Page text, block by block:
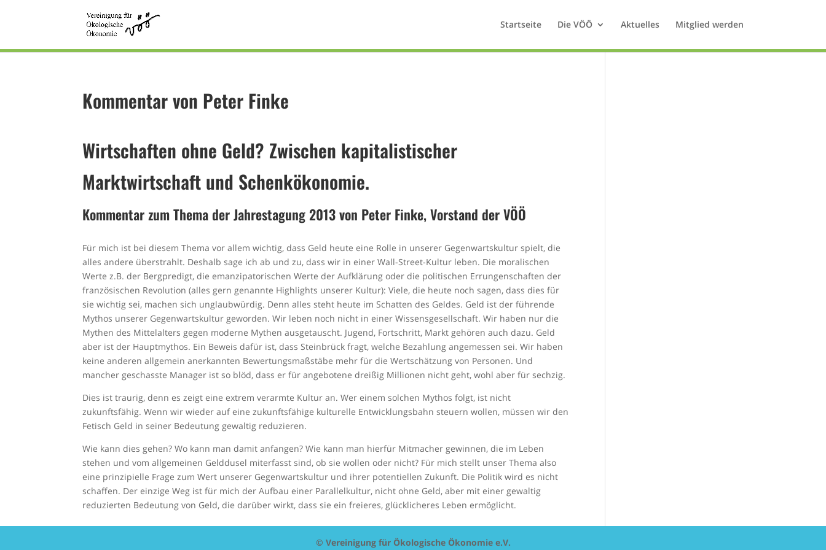
Startseite Die VÖÖ Aktuelles Mitglied werden
Kommentar von Peter Finke
Wirtschaften ohne Geld? Zwischen kapitalistischer
Marktwirtschaft und Schenkökonomie.
Kommentar zum Thema derJahrestagung 2013von Peter Finke,Vorstand der VÖÖ
Für mich ist bei diesem Thema vor allem wichtig, dass Geld heute eine Rolle in unserer Gegenwartskultur spielt, die
alles andere überstrahlt. Deshalb sage ich ab und zu, dass wir in einer Wall-Street-Kultur leben. Die moralischen
Werte z.B. der Bergpredigt, die emanzipatorischen Werte der Aufklärung oder die politischen Errungenschaften der
französischen Revolution (alles gern genannte Highlights unserer Kultur): Viele, die heute noch sagen, dass dies für
sie wichtig sei, machen sich unglaubwürdig. Denn alles steht heute im Schatten des Geldes. Geld ist der führende
Mythos unserer Gegenwartskultur geworden. Wir leben noch nicht in einer Wissensgesellschaft. Wir haben nur die
Mythen des Mittelalters gegen moderne Mythen ausgetauscht. Jugend, Fortschritt, Markt gehören auch dazu. Geld
aber ist der Hauptmythos. Ein Beweis dafür ist, dass Steinbrück fragt, welche Bezahlung angemessen sei. Wir haben
keine anderen allgemein anerkannten Bewertungsmaßstäbe mehr für die Wertschätzung von Personen. Und
mancher geschasste Manager ist so blöd, dass er für angebotene dreißig Millionen nicht geht, wohl aber für sechzig.
Dies ist traurig, denn es zeigt eine extrem verarmte Kultur an. Wer einem solchen Mythos folgt, ist nicht
zukunftsfähig. Wenn wir wieder auf eine zukunftsfähige kulturelle Entwicklungsbahn steuern wollen, müssen wir den
Fetisch Geld in seiner Bedeutung gewaltig reduzieren.
Wie kann dies gehen? Wo kann man damit anfangen? Wie kann man hierfür Mitmacher gewinnen, die im Leben
stehen und vom allgemeinen Gelddusel miterfasst sind, ob sie wollen oder nicht? Für mich stellt unser Thema also
eine prinzipielle Frage zum Wert unserer Gegenwartskultur und ihrer potentiellen Zukunft. Die Politik wird es nicht
schaffen. Der einzige Weg ist für mich der Aufbau einer Parallelkultur, nicht ohne Geld, aber mit einer gewaltig
reduzierten Bedeutung von Geld, die darüber wirkt, dass sie ein freieres, glücklicheres Leben ermöglicht.
© Vereinigung für Ökologische Ökonomie e.V.